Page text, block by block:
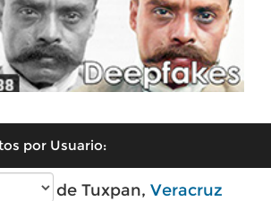
por Usuario:
de Tuxpan, Veracruz